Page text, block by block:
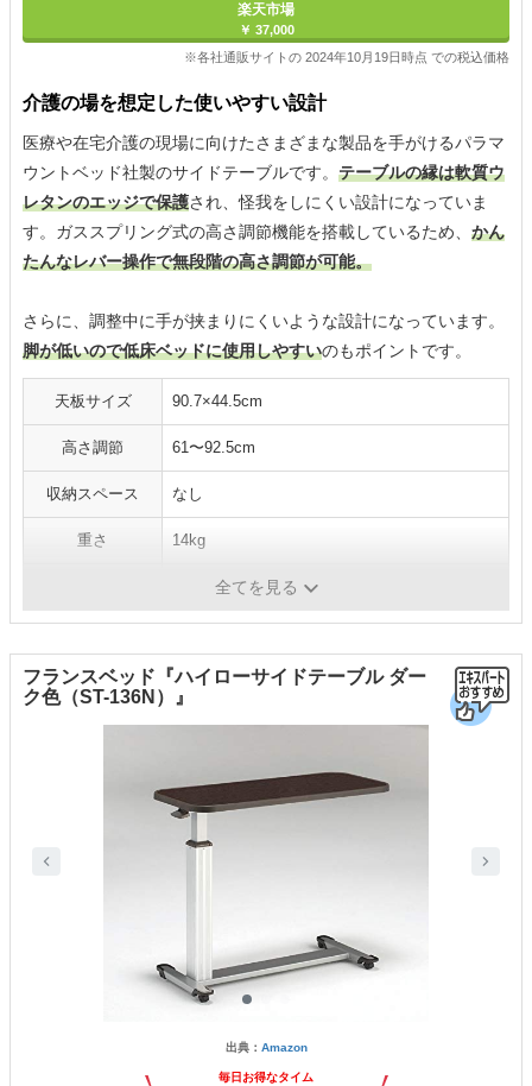
楽天市場
￥ 37,000
※各社通販サイトの 2024年10月19日時点 での税込価格
介護の場を想定した使いやすい設計
医療や在宅介護の現場に向けたさまざまな製品を手がけるパラマ
ウントベッド社製のサイドテーブルです。 テーブルの縁は軟質ウ
レタンのエッジで保護され、怪我をしにくい設計になっていま
す。ガススプリング式の高さ調節機能を搭載しているため、 かん
たんなレバー操作で無段階の高さ調節が可能。
さらに、調整中に手が挟まりにくいような設計になっています。
脚が低いので低床ベッドに使用しやすいのもポイントです。
天板サイズ 90.7×44.5cm
高さ調節 61〜92.5cm
収納スペース なし
重さ 14kg
全てを見る
フランスベッド『ハイローサイドテーブル ダー
ク色（ST-136N）』
出典： Amazon
毎日お得なタイム